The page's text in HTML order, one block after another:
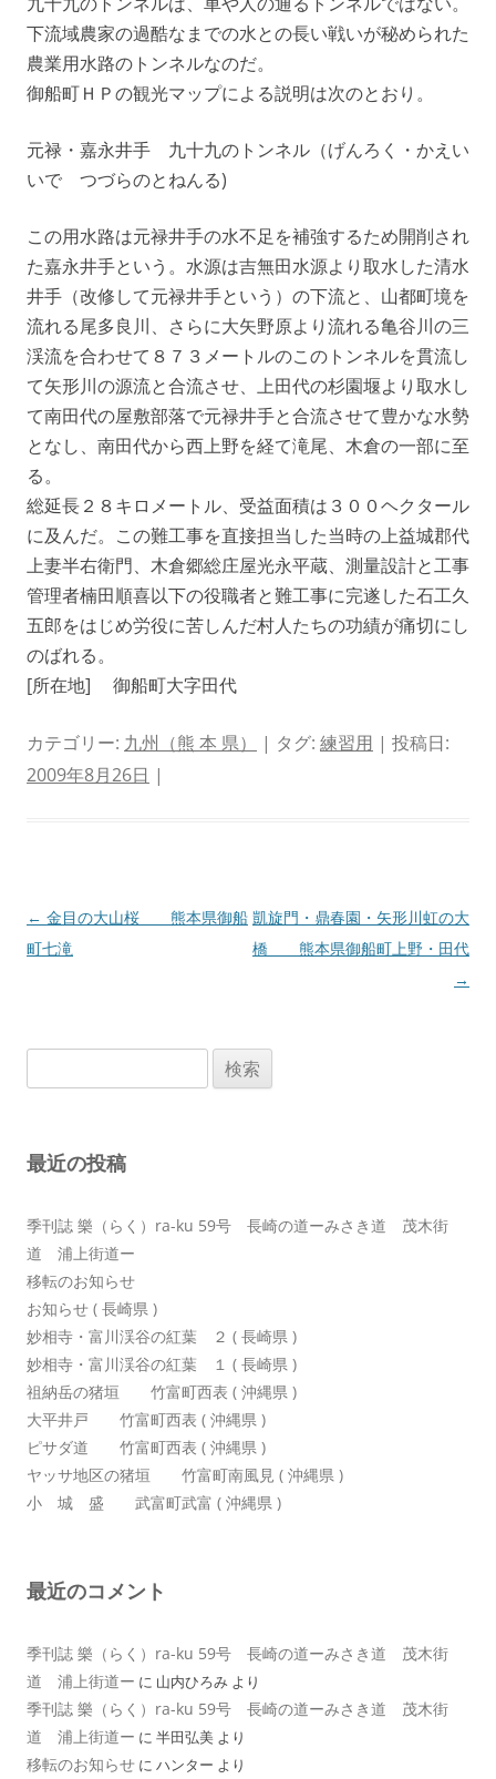
下流域農家の過酷なまでの水との長い戦いが秘められた
農業用水路のトンネルなのだ。
御船町ＨＰの観光マップによる説明は次のとおり。
元禄・嘉永井手 九十九のトンネル（げんろく・かえい
いで つづらのとねんる)
この用水路は元禄井手の水不足を補強するため開削され
た嘉永井手という。水源は吉無田水源より取水した清水
井手（改修して元禄井手という）の下流と、山都町境を
流れる尾多良川、さらに大矢野原より流れる亀谷川の三
渓流を合わせて８７３メートルのこのトンネルを貫流し
て矢形川の源流と合流させ、上田代の杉園堰より取水し
て南田代の屋敷部落で元禄井手と合流させて豊かな水勢
となし、南田代から西上野を経て滝尾、木倉の一部に至
る。
総延長２８キロメートル、受益面積は３００ヘクタール
に及んだ。この難工事を直接担当した当時の上益城郡代
上妻半右衛門、木倉郷総庄屋光永平蔵、測量設計と工事
管理者楠田順喜以下の役職者と難工事に完遂した石工久
五郎をはじめ労役に苦しんだ村人たちの功績が痛切にし
のばれる。
[所在地] 御船町大字田代
カテゴリー: 九州（熊 本 県） | タグ: 練習用 | 投稿日:
2009年8月26日 |
投
稿
ン
← 金目の大山桜 熊本県御船
町七滝
凱旋門・鼎春園・矢形川虹の大
橋 熊本県御船町上野・田代
→
索:
最近の投稿
季刊誌 樂（らく）ra-ku 59号 長崎の道ーみさき道 茂木街
道 浦上街道ー
移転のお知らせ
お知らせ ( 長崎県 )
妙相寺・富川渓谷の紅葉 ２ ( 長崎県 )
妙相寺・富川渓谷の紅葉 １ ( 長崎県 )
祖納岳の猪垣 竹富町西表 ( 沖縄県 )
大平井戸 竹富町西表 ( 沖縄県 )
ピサダ道 竹富町西表 ( 沖縄県 )
ヤッサ地区の猪垣 竹富町南風見 ( 沖縄県 )
小 城 盛 武富町武富 ( 沖縄県 )
最近のコメント
季刊誌 樂（らく）ra-ku 59号 長崎の道ーみさき道 茂木街
道 浦上街道ー に 山内ひろみ より
季刊誌 樂（らく）ra-ku 59号 長崎の道ーみさき道 茂木街
道 浦上街道ー に 半田弘美 より
移転のお知らせ に ハンター より